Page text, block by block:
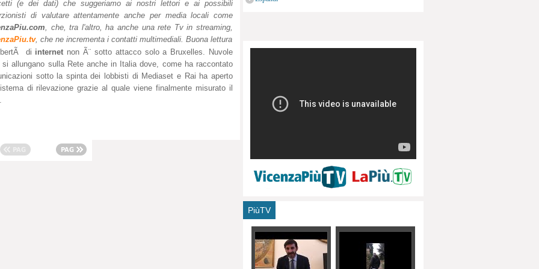
(e dei dati) che suggeriamo ai nostri lettori e ai possibili
di valutare attentamente anche per media locali come
, che, tra l'altro, ha anche una rete Tv in streaming,
, che ne incrementa i contatti multimediali. Buona lettura
di internet non Ã¨ sotto attacco solo a Bruxelles. Nuvole
si allungano sulla Rete anche in Italia dove, come ha raccontato
sotto la spinta dei lobbisti di Mediaset e Rai ha aperto
di rilevazione grazie al quale viene finalmente misurato il
PiùTV